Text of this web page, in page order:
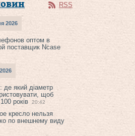
RSS
2026
оптом в
поставщик Ncase
де який діаметр
щоб
років
20:42
кресло нельзя
по внешнему виду